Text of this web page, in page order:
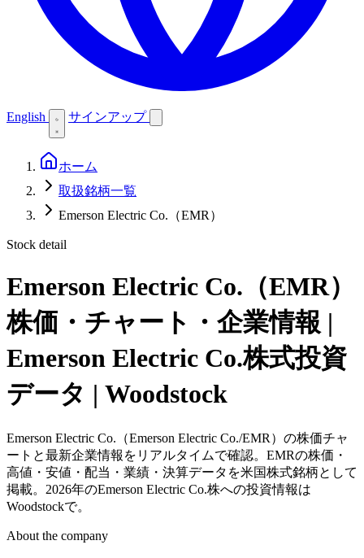
English サインアップ
ホーム
取扱銘柄一覧
Emerson Electric Co.（EMR）
Stock detail
Emerson Electric Co.（EMR）
株価・チャート・企業情報 |
Emerson Electric Co.株式投資
データ | Woodstock
Emerson Electric Co.（Emerson Electric Co./EMR）の株価チャ
ートと最新企業情報をリアルタイムで確認。EMRの株価・
高値・安値・配当・業績・決算データを米国株式銘柄として
掲載。2026年のEmerson Electric Co.株への投資情報は
Woodstockで。
About the company